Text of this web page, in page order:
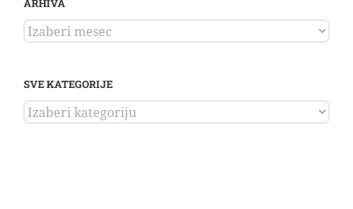
ARHIVA
ARHIVA
SVE KATEGORIJE
SVE
KATEGORIJE